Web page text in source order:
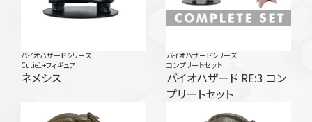
バイオハザードシリーズ
Cutie1+フィギュア
ネメシス
バイオハザードシリーズ
コンプリートセット
バイオハザード RE:3 コン
プリートセット